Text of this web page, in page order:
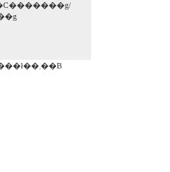
���̃T�C�g��DVD�̂݃f�[�^�����ł��܂��B